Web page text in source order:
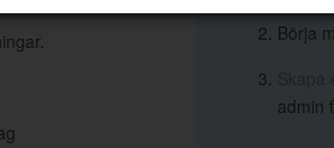
Börja
admin